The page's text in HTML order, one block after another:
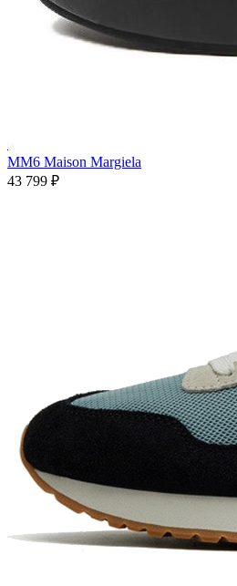
MM6 Maison Margiela
43 799 ₽